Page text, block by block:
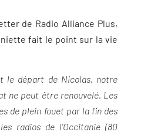
de Radio Alliance Plus,
fait le point sur la vie
le départ de Nicolas, notre
ne peut être renouvelé. Les
de plein fouet par la fin des
radios de l’Occitanie (80